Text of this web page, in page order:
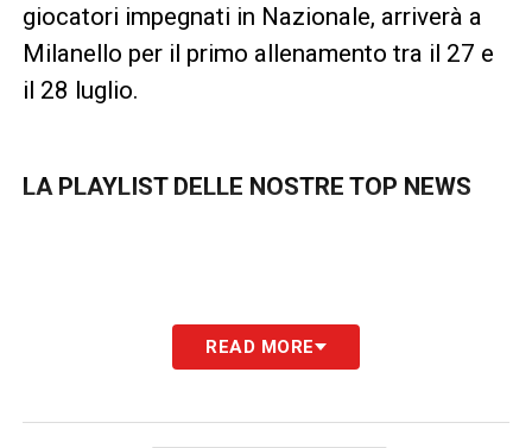
giocatori impegnati in Nazionale, arriverà a
Milanello per il primo allenamento tra il 27 e
il 28 luglio.
LA PLAYLIST DELLE NOSTRE TOP NEWS
READ MORE